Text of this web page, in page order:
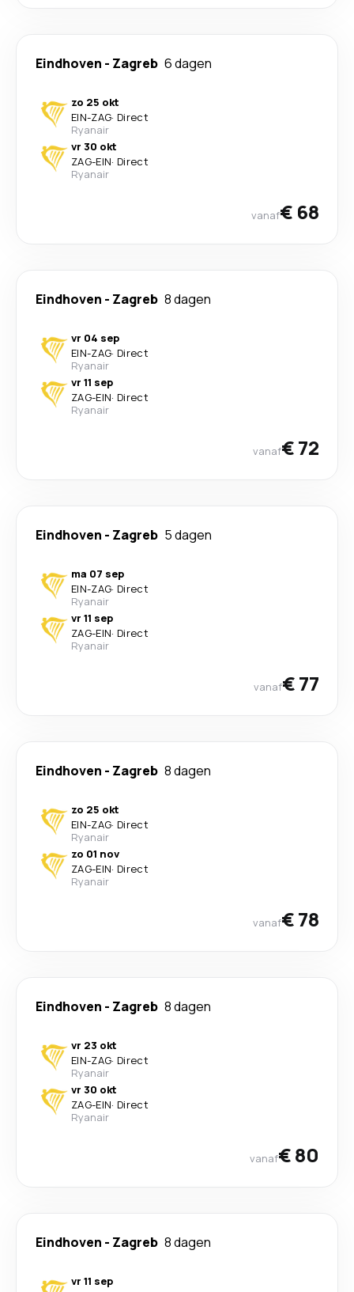
Eindhoven - Zagreb 6 dagen
zo 25 okt
EIN-ZAG· Direct
Ryanair
vr 30 okt
ZAG-EIN· Direct
Ryanair
vanaf€ 68
Eindhoven - Zagreb 8 dagen
vr 04 sep
EIN-ZAG· Direct
Ryanair
vr 11 sep
ZAG-EIN· Direct
Ryanair
vanaf€ 72
Eindhoven - Zagreb 5 dagen
ma 07 sep
EIN-ZAG· Direct
Ryanair
vr 11 sep
ZAG-EIN· Direct
Ryanair
vanaf€ 77
Eindhoven - Zagreb 8 dagen
zo 25 okt
EIN-ZAG· Direct
Ryanair
zo 01 nov
ZAG-EIN· Direct
Ryanair
vanaf€ 78
Eindhoven - Zagreb 8 dagen
vr 23 okt
EIN-ZAG· Direct
Ryanair
vr 30 okt
ZAG-EIN· Direct
Ryanair
vanaf€ 80
Eindhoven - Zagreb 8 dagen
vr 11 sep